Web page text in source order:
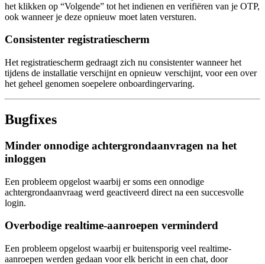
het klikken op “Volgende” tot het indienen en verifiëren van je OTP,
ook wanneer je deze opnieuw moet laten versturen.
Consistenter registratiescherm
Het registratiescherm gedraagt zich nu consistenter wanneer het
tijdens de installatie verschijnt en opnieuw verschijnt, voor een over
het geheel genomen soepelere onboardingervaring.
Bugfixes
Minder onnodige achtergrondaanvragen na het
inloggen
Een probleem opgelost waarbij er soms een onnodige
achtergrondaanvraag werd geactiveerd direct na een succesvolle
login.
Overbodige realtime-aanroepen verminderd
Een probleem opgelost waarbij er buitensporig veel realtime-
aanroepen werden gedaan voor elk bericht in een chat, door